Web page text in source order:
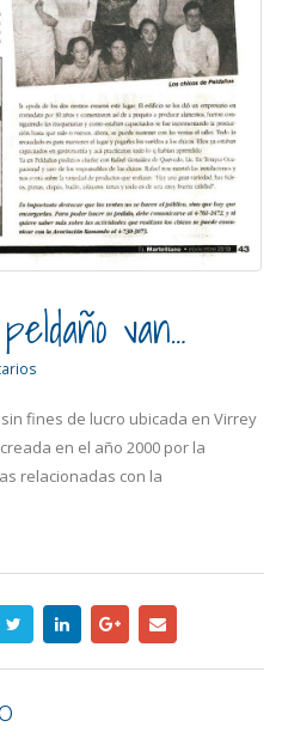
van…
fines de lucro ubicada en Virrey
en el año 2000 por la
relacionadas con la